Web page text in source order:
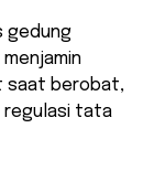
gedung
saat berobat,
regulasi tata